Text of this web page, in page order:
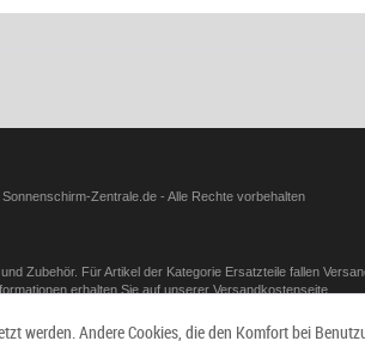
Zentrale.de - Alle Rechte vorbehalten
Zubehör. Für Artikel der Kategorie Ersatzteile fallen
erhalten Sie auf unserer Versandkostenseite
oder Bestimmung durch den Verbraucher maßgeblich ist
werden. Andere Cookies, die den Komfort bei